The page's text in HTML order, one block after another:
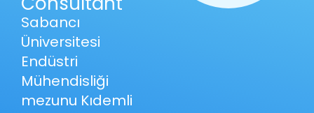
Sabancı
Üniversitesi
Endüstri
Mühendisliği
mezunu Kıdemli